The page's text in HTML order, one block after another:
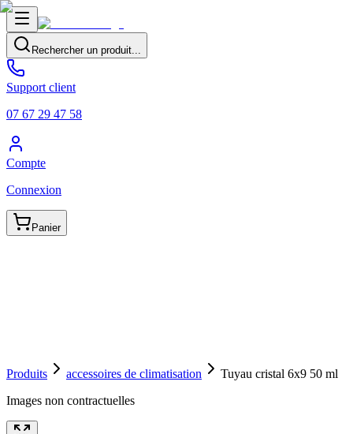
Rechercher un produit...
Support client
07 67 29 47 58
Compte
Connexion
Panier
Produits accessoires de climatisation
Tuyau cristal 6x9 50 ml
Images non contractuelles